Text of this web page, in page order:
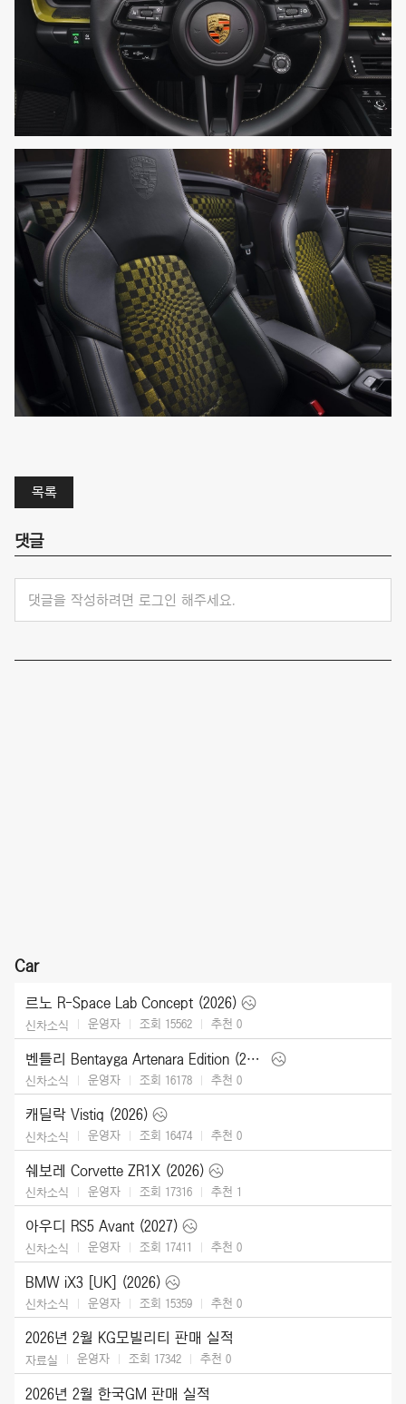
목록
댓글
댓글을 작성하려면 로그인 해주세요.
Car
르노 R-Space Lab Concept (2026)
신차소식 운영자 조회 15562 추천 0
벤틀리 Bentayga Artenara Edition (2027)
신차소식 운영자 조회 16178 추천 0
캐딜락 Vistiq (2026)
신차소식 운영자 조회 16474 추천 0
쉐보레 Corvette ZR1X (2026)
신차소식 운영자 조회 17316 추천 1
아우디 RS5 Avant (2027)
신차소식 운영자 조회 17411 추천 0
BMW iX3 [UK] (2026)
신차소식 운영자 조회 15359 추천 0
2026년 2월 KG모빌리티 판매 실적
자료실 운영자 조회 17342 추천 0
2026년 2월 한국GM 판매 실적